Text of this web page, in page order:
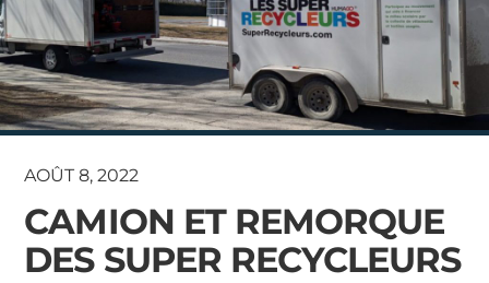
AOÛT 8, 2022
CAMION ET REMORQUE
DES SUPER RECYCLEURS